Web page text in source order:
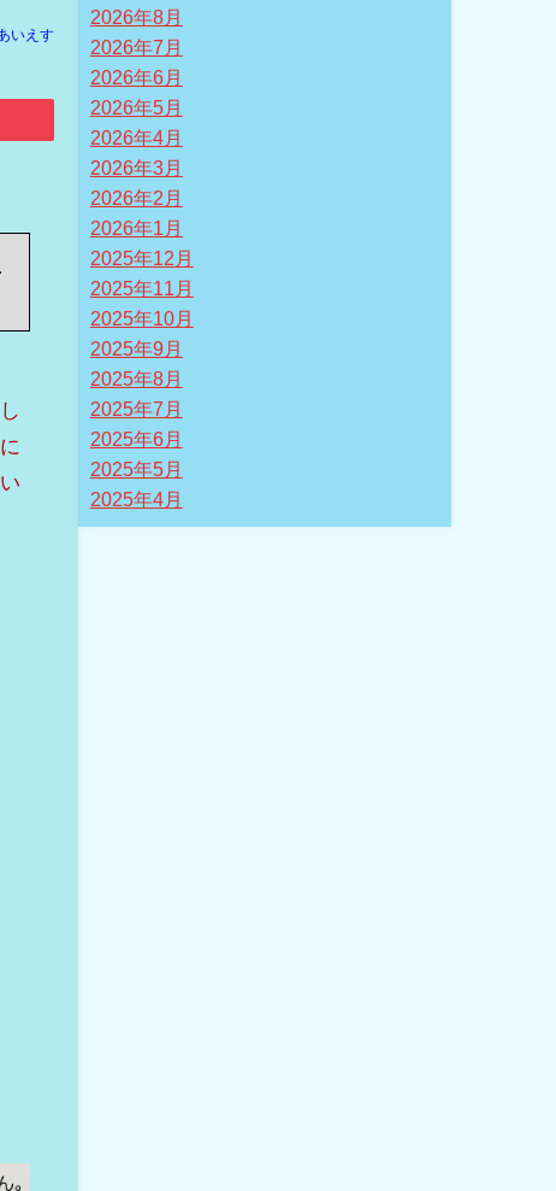
いえす
2026年8月
2026年7月
2026年6月
2026年5月
2026年4月
2026年3月
2026年2月
2026年1月
2025年12月
2025年11月
2025年10月
2025年9月
2025年8月
2025年7月
2025年6月
2025年5月
2025年4月